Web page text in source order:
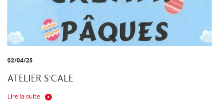
02/04/25
ATELIER S'CALE
Lire la suite